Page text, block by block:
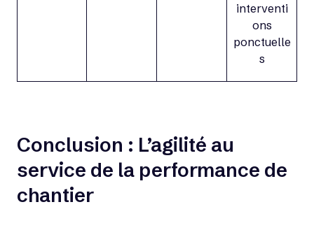
interventi
ons
ponctuelle
s
Conclusion : L’agilité au
service de la performance de
chantier